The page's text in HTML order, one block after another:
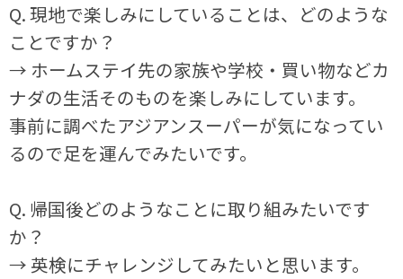
Q. 現地で楽しみにしていることは、どのような
ことですか？
→ ホームステイ先の家族や学校・買い物などカ
ナダの生活そのものを楽しみにしています。
事前に調べたアジアンスーパーが気になってい
るので足を運んでみたいです。
Q. 帰国後どのようなことに取り組みたいです
か？
→ 英検にチャレンジしてみたいと思います。